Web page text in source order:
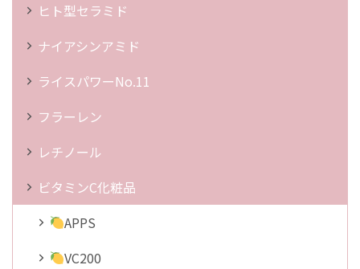
ヒト型セラミド
ナイアシンアミド
ライスパワーNo.11
フラーレン
レチノール
ビタミンC化粧品
APPS
VC200